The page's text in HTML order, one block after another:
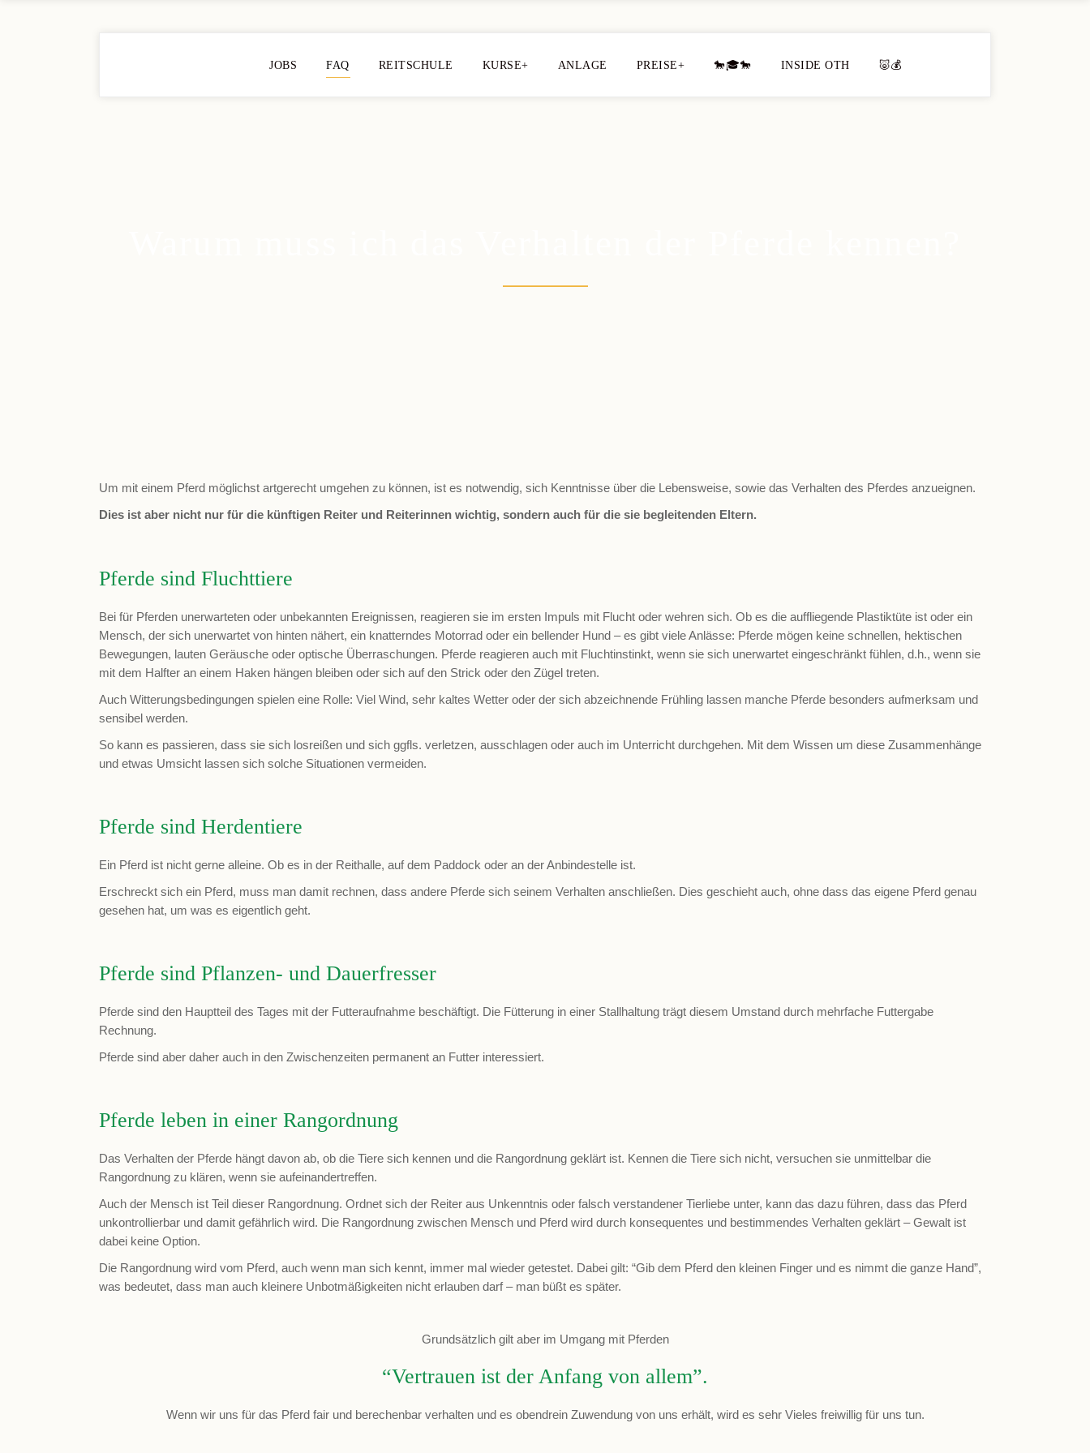
JOBS FAQ REITSCHULE KURSE+ ANLAGE PREISE+ 🐎🎓🐎 INSIDE OTH 🐷💰
Um mit einem Pferd möglichst artgerecht umgehen zu können, ist es notwendig, sich Kenntnisse über die Lebensweise, sowie das Verhalten des Pferdes anzueignen.
Dies ist aber nicht nur für die künftigen Reiter und Reiterinnen wichtig, sondern auch für die sie begleitenden Eltern.
Pferde sind Fluchttiere
Bei für Pferden unerwarteten oder unbekannten Ereignissen, reagieren sie im ersten Impuls mit Flucht oder wehren sich. Ob es die auffliegende Plastiktüte ist oder ein
Mensch, der sich unerwartet von hinten nähert, ein knatterndes Motorrad oder ein bellender Hund – es gibt viele Anlässe: Pferde mögen keine schnellen, hektischen
Bewegungen, lauten Geräusche oder optische Überraschungen. Pferde reagieren auch mit Fluchtinstinkt, wenn sie sich unerwartet eingeschränkt fühlen, d.h., wenn sie
mit dem Halfter an einem Haken hängen bleiben oder sich auf den Strick oder den Zügel treten.
Auch Witterungsbedingungen spielen eine Rolle: Viel Wind, sehr kaltes Wetter oder der sich abzeichnende Frühling lassen manche Pferde besonders aufmerksam und
sensibel werden.
So kann es passieren, dass sie sich losreißen und sich ggfls. verletzen, ausschlagen oder auch im Unterricht durchgehen. Mit dem Wissen um diese Zusammenhänge
und etwas Umsicht lassen sich solche Situationen vermeiden.
Pferde sind Herdentiere
Ein Pferd ist nicht gerne alleine. Ob es in der Reithalle, auf dem Paddock oder an der Anbindestelle ist.
Erschreckt sich ein Pferd, muss man damit rechnen, dass andere Pferde sich seinem Verhalten anschließen. Dies geschieht auch, ohne dass das eigene Pferd genau
gesehen hat, um was es eigentlich geht.
Pferde sind Pflanzen- und Dauerfresser
Pferde sind den Hauptteil des Tages mit der Futteraufnahme beschäftigt. Die Fütterung in einer Stallhaltung trägt diesem Umstand durch mehrfache Futtergabe
Rechnung.
Pferde sind aber daher auch in den Zwischenzeiten permanent an Futter interessiert.
Pferde leben in einer Rangordnung
Das Verhalten der Pferde hängt davon ab, ob die Tiere sich kennen und die Rangordnung geklärt ist. Kennen die Tiere sich nicht, versuchen sie unmittelbar die
Rangordnung zu klären, wenn sie aufeinandertreffen.
Auch der Mensch ist Teil dieser Rangordnung. Ordnet sich der Reiter aus Unkenntnis oder falsch verstandener Tierliebe unter, kann das dazu führen, dass das Pferd
unkontrollierbar und damit gefährlich wird. Die Rangordnung zwischen Mensch und Pferd wird durch konsequentes und bestimmendes Verhalten geklärt – Gewalt ist
dabei keine Option.
Die Rangordnung wird vom Pferd, auch wenn man sich kennt, immer mal wieder getestet. Dabei gilt: “Gib dem Pferd den kleinen Finger und es nimmt die ganze Hand”,
was bedeutet, dass man auch kleinere Unbotmäßigkeiten nicht erlauben darf – man büßt es später.
Grundsätzlich gilt aber im Umgang mit Pferden
“Vertrauen ist der Anfang von allem”.
Wenn wir uns für das Pferd fair und berechenbar verhalten und es obendrein Zuwendung von uns erhält, wird es sehr Vieles freiwillig für uns tun.